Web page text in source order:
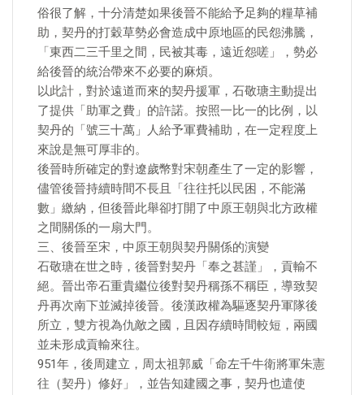
俗很了解，十分清楚如果後晉不能給予足夠的糧草補
助，契丹的打穀草勢必會造成中原地區的民怨沸騰，
「東西二三千里之間，民被其毒，遠近怨嗟」，勢必
給後晉的統治帶來不必要的麻煩。
以此計，對於遠道而來的契丹援軍，石敬瑭主動提出
了提供「助軍之費」的許諾。按照一比一的比例，以
契丹的「號三十萬」人給予軍費補助，在一定程度上
來說是無可厚非的。
後晉時所確定的對遼歲幣對宋朝產生了一定的影響，
儘管後晉持續時間不長且「往往托以民困，不能滿
數」繳納，但後晉此舉卻打開了中原王朝與北方政權
之間關係的一扇大門。
三、後晉至宋，中原王朝與契丹關係的演變
石敬瑭在世之時，後晉對契丹「奉之甚謹」，貢輸不
絕。晉出帝石重貴繼位後對契丹稱孫不稱臣，導致契
丹再次南下並滅掉後晉。後漢政權為驅逐契丹軍隊後
所立，雙方視為仇敵之國，且因存續時間較短，兩國
並未形成貢輸來往。
951年，後周建立，周太祖郭威「命左千牛衛將軍朱憲
往（契丹）修好」，並告知建國之事，契丹也遣使